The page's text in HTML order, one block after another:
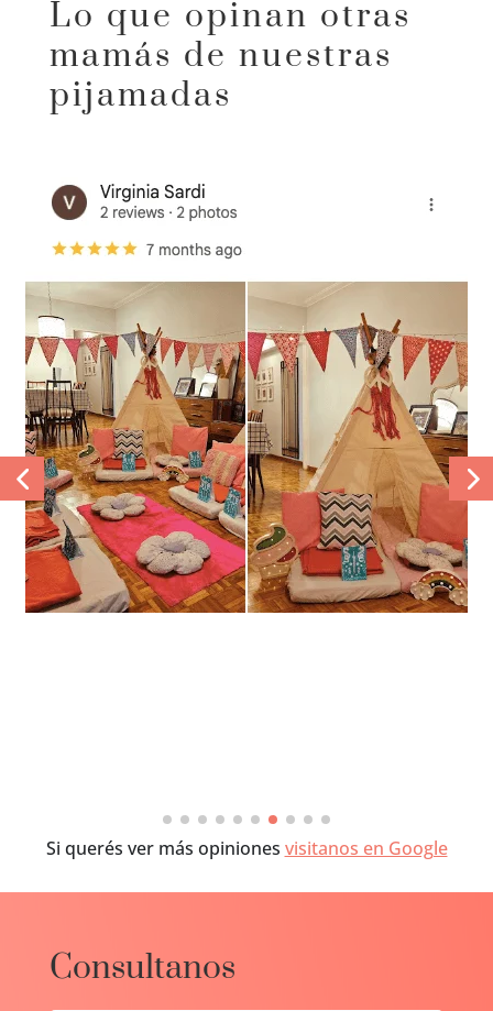
Lo que opinan otras
mamás de nuestras
pijamadas
Si querés ver más opiniones visitanos en Google
Consultanos